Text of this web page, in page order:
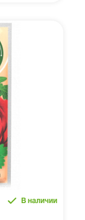
В наличии